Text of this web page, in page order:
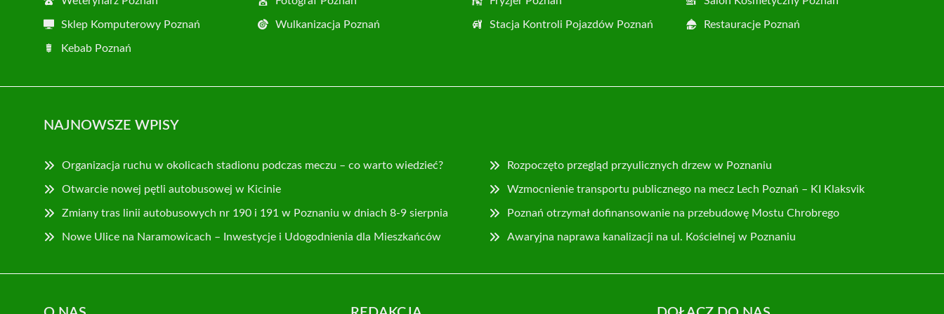
Sklep Komputerowy Poznań Wulkanizacja Poznań Stacja Kontroli Pojazdów Poznań Restauracje Poznań
Kebab Poznań
NAJNOWSZE WPISY
Organizacja ruchu w okolicach stadionu podczas meczu – co warto wiedzieć? Rozpoczęto przegląd przyulicznych drzew w Poznaniu
Otwarcie nowej pętli autobusowej w Kicinie Wzmocnienie transportu publicznego na mecz Lech Poznań – KI Klaksvik
Zmiany tras linii autobusowych nr 190 i 191 w Poznaniu w dniach 8-9 sierpnia Poznań otrzymał dofinansowanie na przebudowę Mostu Chrobrego
Nowe Ulice na Naramowicach – Inwestycje i Udogodnienia dla Mieszkańców Awaryjna naprawa kanalizacji na ul. Kościelnej w Poznaniu